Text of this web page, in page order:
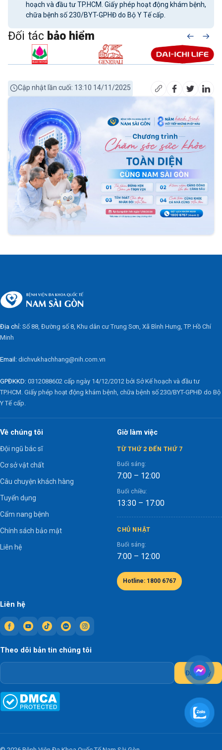
hoạch và đầu tư TP.HCM. Giấy phép hoạt động khám bệnh,
chữa bệnh số 230/BYT-GPHĐ do Bộ Y Tế cấp.
Đối tác bảo hiểm
Cập nhật lần cuối: 13:10 14/11/2025
Địa chỉ: Số 88, Đường số 8, Khu dân cư Trung Sơn, Xã Bình Hưng, TP. Hồ Chí
Minh
Email: dichvukhachhang@nih.com.vn
GPĐKKD: 0312088602 cấp ngày 14/12/2012 bởi Sở Kế hoạch và đầu tư
TP.HCM. Giấy phép hoạt động khám bệnh, chữa bệnh số 230/BYT-GPHĐ do Bộ
Y Tế cấp.
Liên hệ
Về chúng tôi
Đội ngũ bác sĩ
Cơ sở vật chất
Câu chuyện khách hàng
Tuyển dụng
Cẩm nang bệnh
Chính sách bảo mật
Liên hệ
Giờ làm việc
TỪ THỨ 2 ĐẾN THỨ 7
Buổi sáng:
7:00 – 12:00
Buổi chiều:
13:30 – 17:00
CHỦ NHẬT
Buổi sáng:
7:00 – 12:00
Hotline: 1800 6767
Theo dõi bản tin chúng tôi
Đăng ký